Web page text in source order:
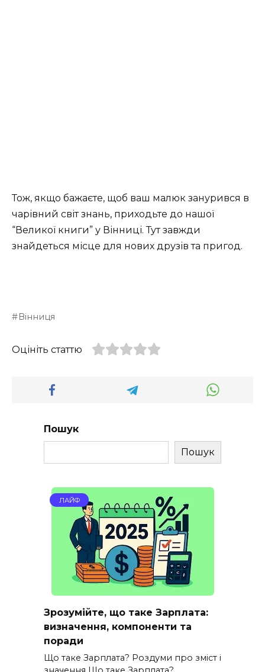
Тож, якщо бажаєте, щоб ваш малюк занурився в
чарівний світ знань, приходьте до нашої
“Великої книги” у Вінниці. Тут завжди
знайдеться місце для нових друзів та пригод.
Вінниця
Оцініть статтю
Пошук
Пошук
ЛАЙФ
Зрозумійте, що таке Зарплата:
визначення, компоненти та
поради
Що таке Зарплата? Роздуми про зміст і